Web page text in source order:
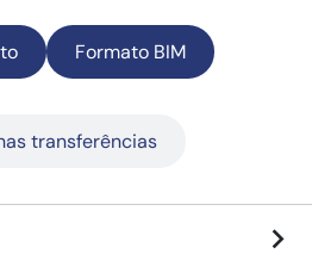
Formato BIM
transferências